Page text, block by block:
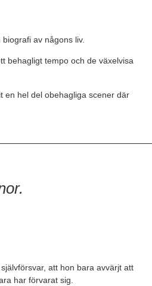
av någons liv.
behagligt tempo och de växelvisa
en hel del obehagliga scener där
att hon bara avvärjt att
har förvarat sig.